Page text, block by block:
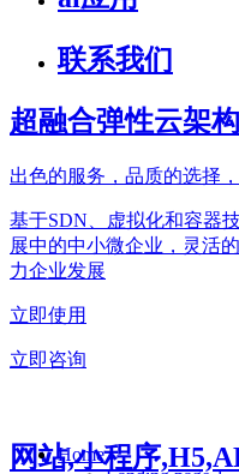
联系我们
超融合弹性云架构
出色的服务，品质的选择，
基于SDN、虚拟化和容器
展中的中小微企业，灵活
力企业发展
立即使用
立即咨询
网站,小程序
Home